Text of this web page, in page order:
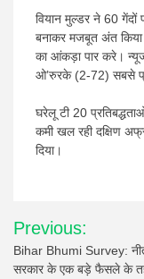
वियान मुल्डर ने 60
बनाकर मजबूत अंत किया
का आंकड़ा पार करे।
ओ’रुरके (2-72) सबसे
घरेलू टी 20
कमी खल रही दक्षिण
दिया।
Post
navigation
Previous:
Bihar Bhumi Survey:
सरकार के एक बड़े फैसले के